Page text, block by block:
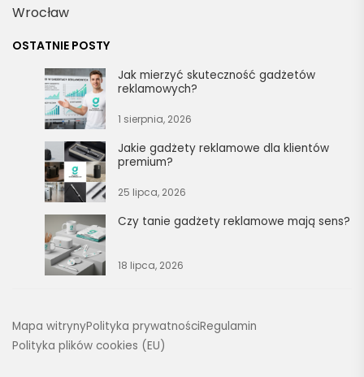
Wrocław
OSTATNIE POSTY
Jak mierzyć skuteczność gadżetów
reklamowych?
1 sierpnia, 2026
Jakie gadżety reklamowe dla klientów
premium?
25 lipca, 2026
Czy tanie gadżety reklamowe mają sens?
18 lipca, 2026
Mapa witrynyPolityka prywatnościRegulamin
Polityka plików cookies (EU)